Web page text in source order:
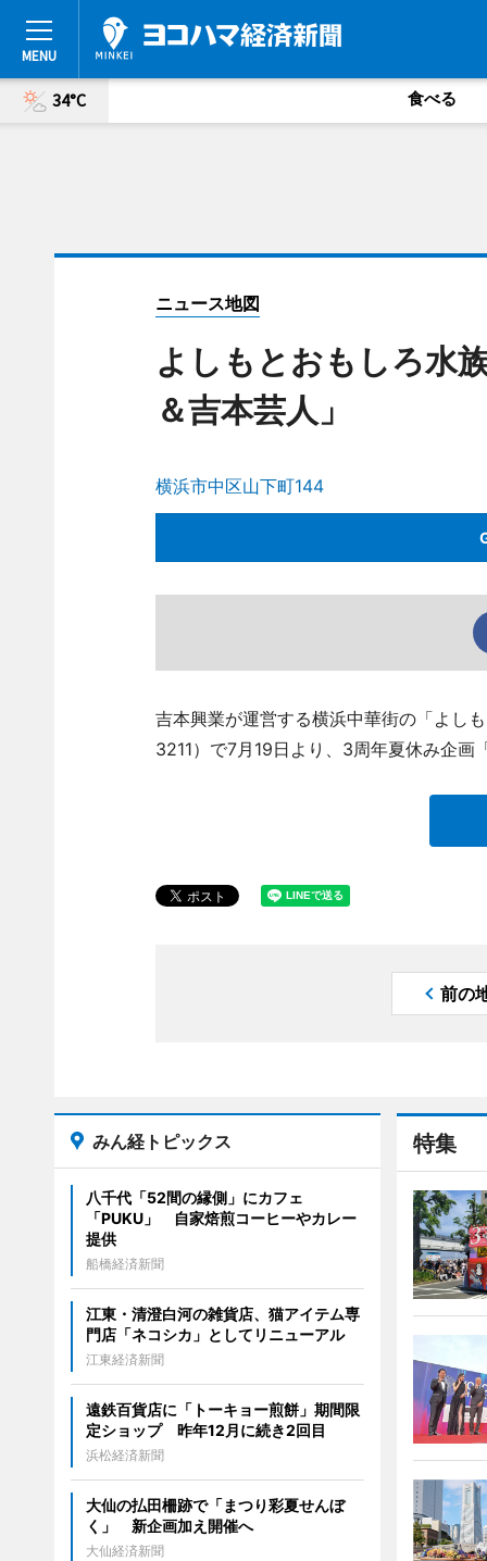
34°C 食べる
ニュース地図
よしもとおもしろ水
＆吉本芸人」
横浜市中区山下町144
吉本興業が運営する横浜中華街の「よし
3211）で7月19日より、3周年夏休み企
前の
特集
みん経トピックス
八千代「52間の縁側」にカフェ
「PUKU」 自家焙煎コーヒーやカレー
提供
船橋経済新聞
江東・清澄白河の雑貨店、猫アイテム専
門店「ネコシカ」としてリニューアル
江東経済新聞
遠鉄百貨店に「トーキョー煎餅」期間限
定ショップ 昨年12月に続き2回目
浜松経済新聞
大仙の払田柵跡で「まつり彩夏せんぼ
く」 新企画加え開催へ
大仙経済新聞